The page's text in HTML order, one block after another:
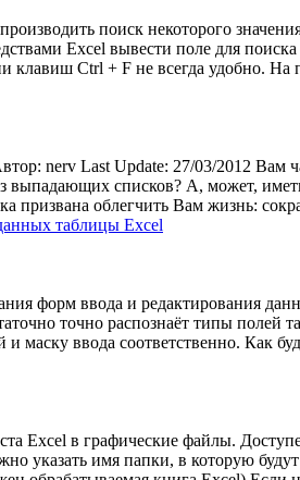
поиск некоторого
Excel вывести поле для поиска
клавиш Ctrl + F не всегда удобно. На
nerv Last Update: 27/03/2012 Вам
выпадающих списков? А, может,
призвана облегчить Вам жизнь:
таблицы Excel
форм ввода и редактирования
точно распознаёт типы
маску ввода соответственно. Как
Excel в графические файлы.
указать имя папки, в которую